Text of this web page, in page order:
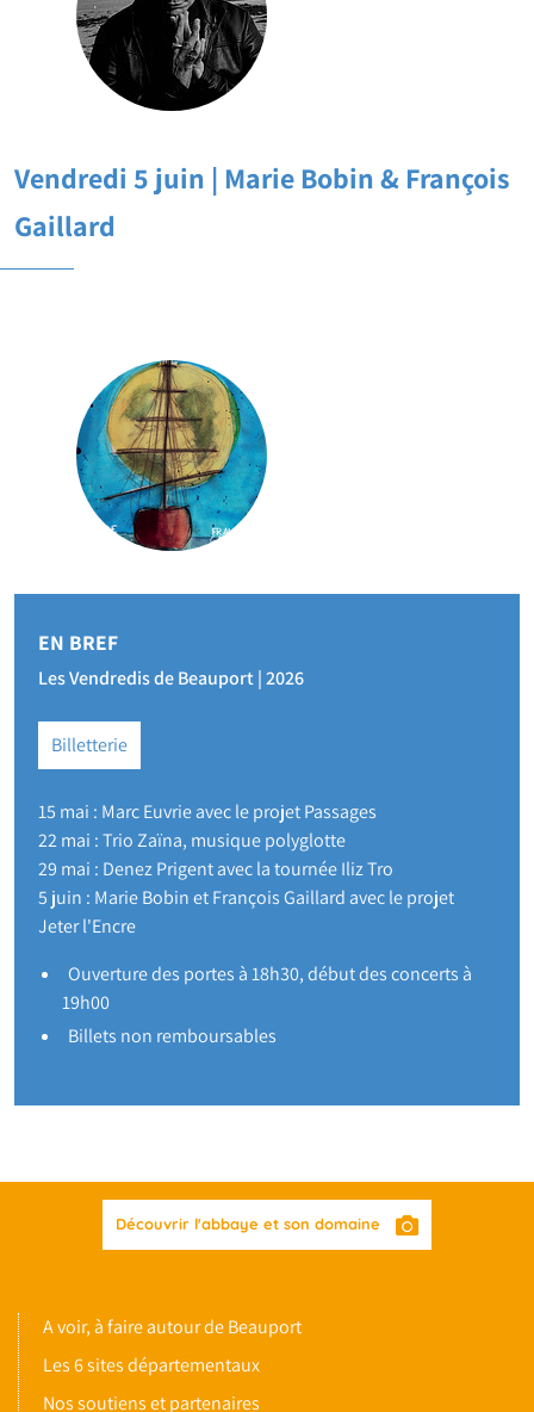
Vendredi 5 juin | Marie Bobin & François
Gaillard
EN BREF
Les Vendredis de Beauport | 2026
Billetterie
15 mai : Marc Euvrie avec le projet Passages
22 mai : Trio Zaïna, musique polyglotte
29 mai : Denez Prigent avec la tournée Iliz Tro
5 juin : Marie Bobin et François Gaillard avec le projet
Jeter l'Encre
Ouverture des portes à 18h30, début des concerts à
19h00
Billets non remboursables
Découvrir l'abbaye et son domaine
A voir, à faire autour de Beauport
Les 6 sites départementaux
Nos soutiens et partenaires